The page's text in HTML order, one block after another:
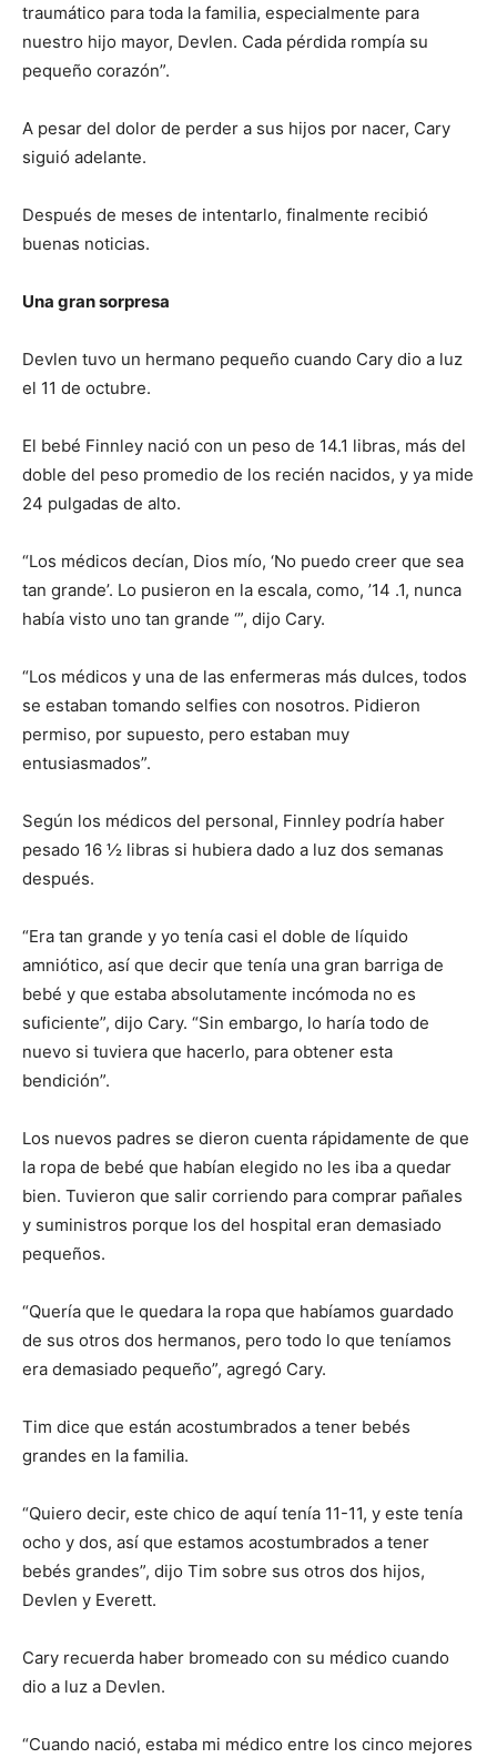
traumático para toda la familia, especialmente para
nuestro hijo mayor, Devlen. Cada pérdida rompía su
pequeño corazón”.
A pesar del dolor de perder a sus hijos por nacer, Cary
siguió adelante.
Después de meses de intentarlo, finalmente recibió
buenas noticias.
Una gran sorpresa
Devlen tuvo un hermano pequeño cuando Cary dio a luz
el 11 de octubre.
El bebé Finnley nació con un peso de 14.1 libras, más del
doble del peso promedio de los recién nacidos, y ya mide
24 pulgadas de alto.
“Los médicos decían, Dios mío, ‘No puedo creer que sea
tan grande’. Lo pusieron en la escala, como, ’14 .1, nunca
había visto uno tan grande ‘”, dijo Cary.
“Los médicos y una de las enfermeras más dulces, todos
se estaban tomando selfies con nosotros. Pidieron
permiso, por supuesto, pero estaban muy
entusiasmados”.
Según los médicos del personal, Finnley podría haber
pesado 16 ½ libras si hubiera dado a luz dos semanas
después.
“Era tan grande y yo tenía casi el doble de líquido
amniótico, así que decir que tenía una gran barriga de
bebé y que estaba absolutamente incómoda no es
suficiente”, dijo Cary. “Sin embargo, lo haría todo de
nuevo si tuviera que hacerlo, para obtener esta
bendición”.
Los nuevos padres se dieron cuenta rápidamente de que
la ropa de bebé que habían elegido no les iba a quedar
bien. Tuvieron que salir corriendo para comprar pañales
y suministros porque los del hospital eran demasiado
pequeños.
“Quería que le quedara la ropa que habíamos guardado
de sus otros dos hermanos, pero todo lo que teníamos
era demasiado pequeño”, agregó Cary.
Tim dice que están acostumbrados a tener bebés
grandes en la familia.
“Quiero decir, este chico de aquí tenía 11-11, y este tenía
ocho y dos, así que estamos acostumbrados a tener
bebés grandes”, dijo Tim sobre sus otros dos hijos,
Devlen y Everett.
Cary recuerda haber bromeado con su médico cuando
dio a luz a Devlen.
“Cuando nació, estaba mi médico entre los cinco mejores